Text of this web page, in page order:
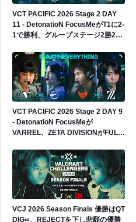
VCT PACIFIC 2026 Stage 2 DAY
11 - DetonatioN FocusMeがT1に2-
1で勝利、グループステージ2勝2敗
VCT PACIFIC 2026 Stage 2 DAY 9
- DetonatioN FocusMeが
VARREL、ZETA DIVISIONがFULL
VCJ 2026 Season Finals 優勝はQT
DIG∞、REJECTを下し悲願の優勝